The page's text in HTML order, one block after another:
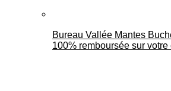
Bureau Vallée Mantes
100% remboursée sur